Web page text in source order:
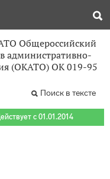
Общероссийский
административно-
(ОКАТО) ОК 019-95
Поиск в тексте
с 01.01.2014